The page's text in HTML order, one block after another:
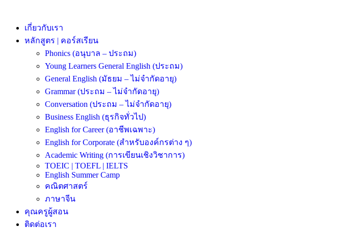
เกี่ยวกับเรา
หลักสูตร | คอร์สเรียน
Phonics (อนุบาล – ประถม)
Young Learners General English (ประถม)
General English (มัธยม – ไม่จำกัดอายุ)
Grammar (ประถม – ไม่จำกัดอายุ)
Conversation (ประถม – ไม่จำกัดอายุ)
Business English (ธุรกิจทั่วไป)
English for Career (อาชีพเฉพาะ)
English for Corporate (สำหรับองค์กรต่าง ๆ)
Academic Writing (การเขียนเชิงวิชาการ)
TOEIC | TOEFL | IELTS
English Summer Camp
คณิตศาสตร์
ภาษาจีน
คุณครูผู้สอน
ติดต่อเรา